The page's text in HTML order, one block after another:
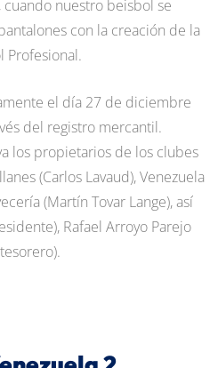
nuestro beisbol se
con la creación de la
Profesional.
el día 27 de diciembre
del registro mercantil.
los propietarios de los clubes
(Carlos Lavaud), Venezuela
(Martín Tovar Lange), así
Rafael Arroyo Parejo